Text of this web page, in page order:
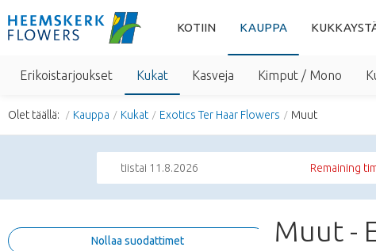
KOTIIN KAUPPA
Erikoistarjoukset Kukat Kasveja Kimput / Mono
Olet täällä: Kauppa Kukat Exotics Ter Haar Flowers Muut
tiistai 11.8.2026 Remaining
Nollaa suodattimet Muut -